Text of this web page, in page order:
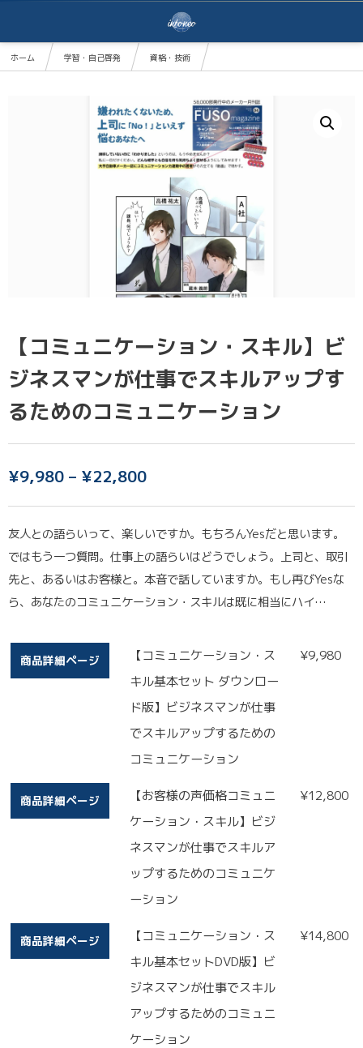
ホーム 学習・自己啓発
資格・技術
【コミュニケーション・スキル】ビ
ジネスマンが仕事でスキルアップす
るためのコミュニケーション
¥9,980 – ¥22,800
友人との語らいって、楽しいですか。もちろんYesだと思います。
ではもう一つ質問。仕事上の語らいはどうでしょう。上司と、取引
先と、あるいはお客様と。本音で話していますか。もし再びYesな
ら、あなたのコミュニケーション・スキルは既に相当にハイ…
商品詳細ページ
【コミュニケーション・ス
キル基本セット ダウンロー
ド版】ビジネスマンが仕事
でスキルアップするための
コミュニケーション
¥9,980
商品詳細ページ
【お客様の声価格コミュニ
ケーション・スキル】ビジ
ネスマンが仕事でスキルア
ップするためのコミュニケ
ーション
¥12,800
商品詳細ページ
【コミュニケーション・ス
キル基本セットDVD版】ビ
ジネスマンが仕事でスキル
アップするためのコミュニ
ケーション
¥14,800